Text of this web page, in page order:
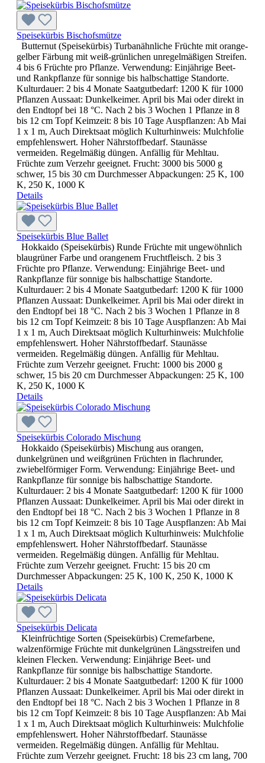
Speisekürbis Bischofsmütze
Butternut (Speisekürbis) Turbanähnliche Früchte mit orange-
gelber Färbung mit weiß-grünlichen unregelmäßigen Streifen.
4 bis 6 Früchte pro Pflanze. Verwendung: Einjährige Beet-
und Rankpflanze für sonnige bis halbschattige Standorte.
Kulturdauer: 2 bis 4 Monate Saatgutbedarf: 1200 K für 1000
Pflanzen Aussaat: Dunkelkeimer. April bis Mai oder direkt in
den Endtopf bei 18 °C. Nach 2 bis 3 Wochen 1 Pflanze in 8
bis 12 cm Topf Keimzeit: 8 bis 10 Tage Auspflanzen: Ab Mai
1 x 1 m, Auch Direktsaat möglich Kulturhinweis: Mulchfolie
empfehlenswert. Hoher Nährstoffbedarf. Staunässe
vermeiden. Regelmäßig düngen. Anfällig für Mehltau.
Früchte zum Verzehr geeignet. Frucht: 3000 bis 5000 g
schwer, 15 bis 30 cm Durchmesser Abpackungen: 25 K, 100
K, 250 K, 1000 K
Details
Speisekürbis Blue Ballet
Hokkaido (Speisekürbis) Runde Früchte mit ungewöhnlich
blaugrüner Farbe und orangenem Fruchtfleisch. 2 bis 3
Früchte pro Pflanze. Verwendung: Einjährige Beet- und
Rankpflanze für sonnige bis halbschattige Standorte.
Kulturdauer: 2 bis 4 Monate Saatgutbedarf: 1200 K für 1000
Pflanzen Aussaat: Dunkelkeimer. April bis Mai oder direkt in
den Endtopf bei 18 °C. Nach 2 bis 3 Wochen 1 Pflanze in 8
bis 12 cm Topf Keimzeit: 8 bis 10 Tage Auspflanzen: Ab Mai
1 x 1 m, Auch Direktsaat möglich Kulturhinweis: Mulchfolie
empfehlenswert. Hoher Nährstoffbedarf. Staunässe
vermeiden. Regelmäßig düngen. Anfällig für Mehltau.
Früchte zum Verzehr geeignet. Frucht: 1000 bis 2000 g
schwer, 15 bis 20 cm Durchmesser Abpackungen: 25 K, 100
K, 250 K, 1000 K
Details
Speisekürbis Colorado Mischung
Hokkaido (Speisekürbis) Mischung aus orangen,
dunkelgrünen und weißgrünen Früchten in flachrunder,
zwiebelförmiger Form. Verwendung: Einjährige Beet- und
Rankpflanze für sonnige bis halbschattige Standorte.
Kulturdauer: 2 bis 4 Monate Saatgutbedarf: 1200 K für 1000
Pflanzen Aussaat: Dunkelkeimer. April bis Mai oder direkt in
den Endtopf bei 18 °C. Nach 2 bis 3 Wochen 1 Pflanze in 8
bis 12 cm Topf Keimzeit: 8 bis 10 Tage Auspflanzen: Ab Mai
1 x 1 m, Auch Direktsaat möglich Kulturhinweis: Mulchfolie
empfehlenswert. Hoher Nährstoffbedarf. Staunässe
vermeiden. Regelmäßig düngen. Anfällig für Mehltau.
Früchte zum Verzehr geeignet. Frucht: 15 bis 20 cm
Durchmesser Abpackungen: 25 K, 100 K, 250 K, 1000 K
Details
Speisekürbis Delicata
Kleinfrüchtige Sorten (Speisekürbis) Cremefarbene,
walzenförmige Früchte mit dunkelgrünen Längsstreifen und
kleinen Flecken. Verwendung: Einjährige Beet- und
Rankpflanze für sonnige bis halbschattige Standorte.
Kulturdauer: 2 bis 4 Monate Saatgutbedarf: 1200 K für 1000
Pflanzen Aussaat: Dunkelkeimer. April bis Mai oder direkt in
den Endtopf bei 18 °C. Nach 2 bis 3 Wochen 1 Pflanze in 8
bis 12 cm Topf Keimzeit: 8 bis 10 Tage Auspflanzen: Ab Mai
1 x 1 m, Auch Direktsaat möglich Kulturhinweis: Mulchfolie
empfehlenswert. Hoher Nährstoffbedarf. Staunässe
vermeiden. Regelmäßig düngen. Anfällig für Mehltau.
Früchte zum Verzehr geeignet. Frucht: 18 bis 23 cm lang, 700